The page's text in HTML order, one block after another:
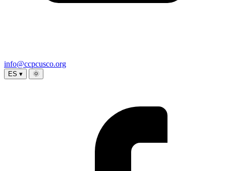
info@ccpcusco.org
ES ▾ 🌞